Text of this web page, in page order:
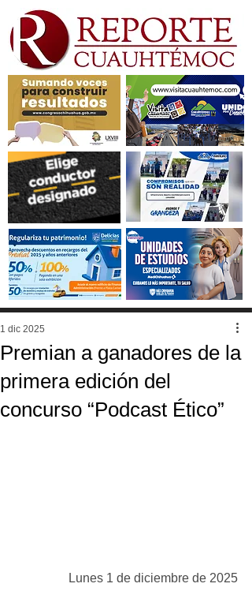
Premian a ganadores de la
primera edición del
concurso “Podcast Ético”
1 dic 2025
Lunes 1 de diciembre de 2025